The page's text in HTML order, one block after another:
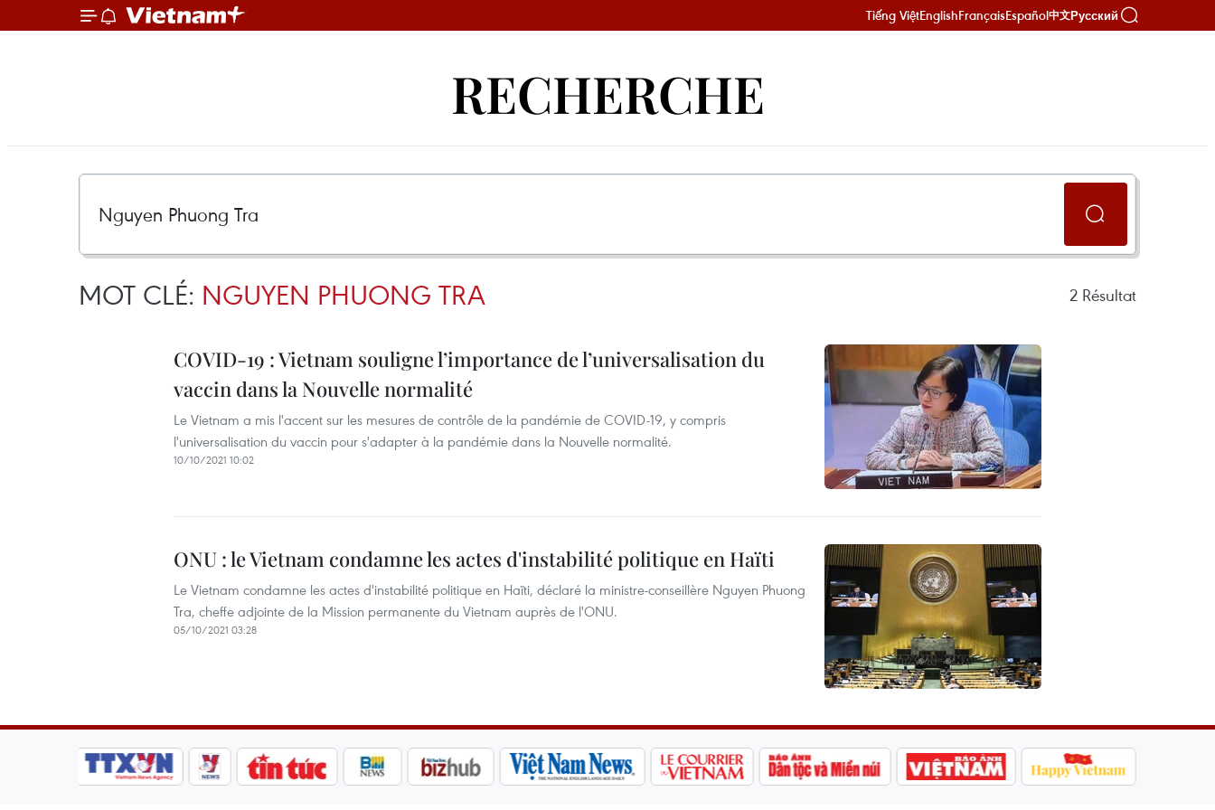
Tiếng ViệtEnglishFrançaisEspañol中文Русский
RECHERCHE
MOT CLÉ: NGUYEN PHUONG TRA 2 Résultat
COVID-19 : Vietnam souligne l’importance de l’universalisation du
vaccin dans la Nouvelle normalité
Le Vietnam a mis l'accent sur les mesures de contrôle de la pandémie de COVID-19, y compris
l'universalisation du vaccin pour s'adapter à la pandémie dans la Nouvelle normalité.
10/10/2021 10:02
ONU : le Vietnam condamne les actes d'instabilité politique en Haïti
Le Vietnam condamne les actes d'instabilité politique en Haïti, déclaré la ministre-conseillère Nguyen Phuong
Tra, cheffe adjointe de la Mission permanente du Vietnam auprès de l'ONU.
05/10/2021 03:28